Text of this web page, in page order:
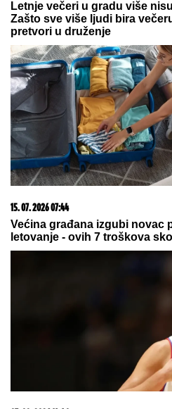
07. 08. 2026 14:43
Srpski atletičari u finalu
Čiji hromozom određuje pol